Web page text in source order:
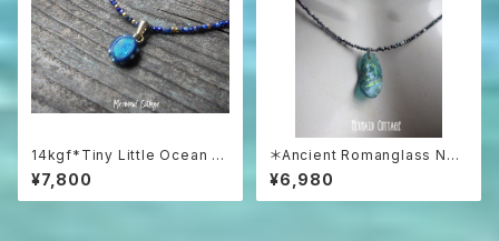
14kgf*Tiny Little Ocean O
pal Necklace オーストラリア
産プレシャスオパール&ラピスラ
ズリ
¥7,800
＊Ancient Romanglass Nec
klace3WAY☆ローマングラス
ブラックスピネルネックレス☆ユ
ニセックス☆
¥6,980